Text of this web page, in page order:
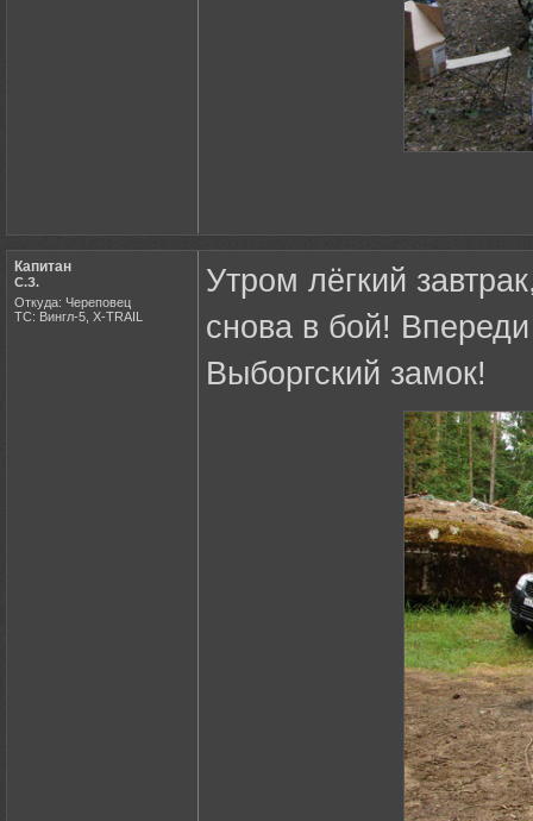
Капитан
С.З.
Откуда: Череповец
ТС: Вингл-5, X-TRAIL
Утром лёгкий
снова в бой!
Выборгский замок!